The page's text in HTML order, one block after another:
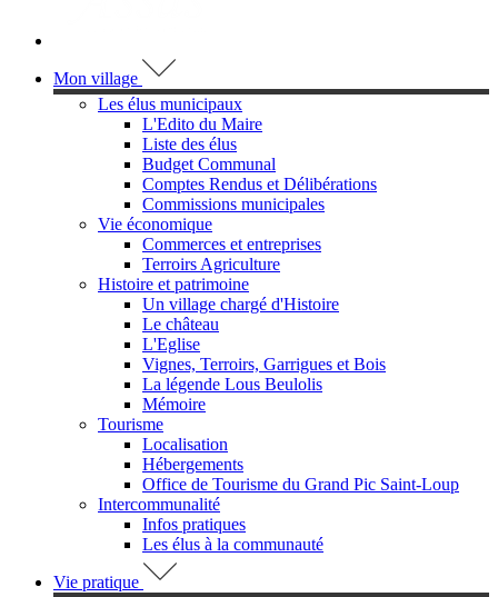
Mon village
Les élus municipaux
L'Edito du Maire
Liste des élus
Budget Communal
Comptes Rendus et Délibérations
Commissions municipales
Vie économique
Commerces et entreprises
Terroirs Agriculture
Histoire et patrimoine
Un village chargé d'Histoire
Le château
L'Eglise
Vignes, Terroirs, Garrigues et Bois
La légende Lous Beulolis
Mémoire
Tourisme
Localisation
Hébergements
Office de Tourisme du Grand Pic Saint-Loup
Intercommunalité
Infos pratiques
Les élus à la communauté
Vie pratique